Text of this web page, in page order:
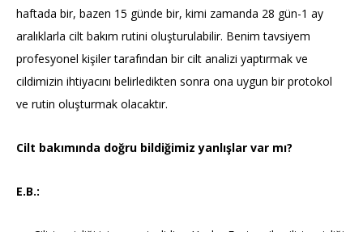
haftada bir, bazen 15 günde bir, kimi zamanda 28 gün-1 ay
aralıklarla cilt bakım rutini oluşturulabilir. Benim tavsiyem
profesyonel kişiler tarafından bir cilt analizi yaptırmak ve
cildimizin ihtiyacını belirledikten sonra ona uygun bir protokol
ve rutin oluşturmak olacaktır.
Cilt bakımında doğru bildiğimiz yanlışlar var mı?
E.B.: